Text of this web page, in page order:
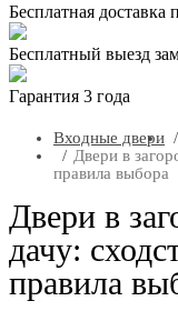
Бесплатная доставка
Бесплатный выезд
Гарантия 3 года
Входные двери
Двери в
правила выбора
Двери в
дачу:
правила